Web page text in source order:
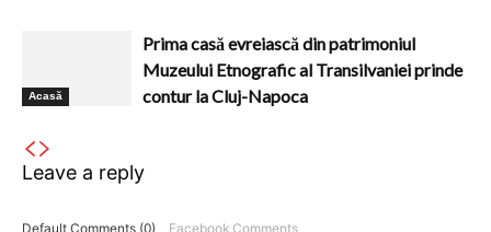
Acasă
Prima casă evreiască din patrimoniul
Muzeului Etnografic al Transilvaniei prinde
contur la Cluj-Napoca
Leave a reply
Default Comments (0) Facebook Comments